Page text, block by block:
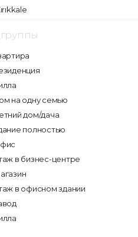
на одну семью
дом/дача
полностью
в бизнес-центре
в офисном здании